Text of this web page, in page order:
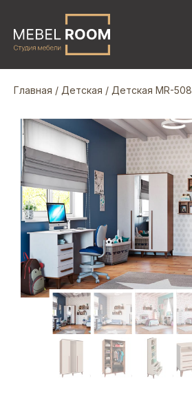
Главная / Детская / Детская MR-508